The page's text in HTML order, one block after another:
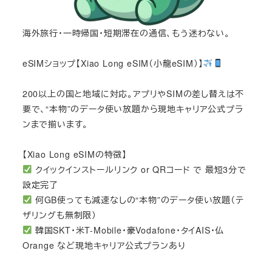
海外旅行・一時帰国・短期滞在の通信、もう迷わない。
eSIMショップ【Xiao Long eSIM（小龍eSIM）】
200以上の国と地域に対応。アプリやSIMの差し替えは不
要で、“本物”のデータ使い放題から現地キャリア公式プラ
ンまで揃います。
【Xiao Long eSIMの特徴】
クイックインストールリンク or QRコード で 最短3分で
設定完了
何GB使っても減速なしの“本物”のデータ使い放題（テ
ザリングも無制限）
韓国SKT・米T-Mobile・豪Vodafone・タイAIS・仏
Orange など現地キャリア公式プランあり